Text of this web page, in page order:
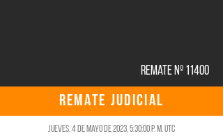
Remate Nº 11400
REMATE JUDICIAL
jueves, 4 de mayo de 2023, 5:30:00 p. m. UTC